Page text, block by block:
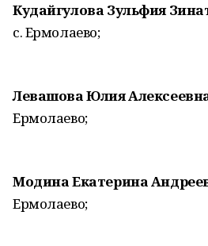
Кудайгулова Зульфия
с. Ермолаево;
Левашова Юлия
Ермолаево;
Модина Екатерина
Ермолаево;